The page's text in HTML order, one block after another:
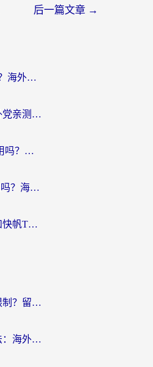
后一篇文章 →
雷神手游和sixfast哪个好？海外党亲测3款回国加速器，教你选对不踩坑
穿梭和快喵好用吗？海外党亲测：小众加速器对比+番茄加速器深度体验
云极和Unblock Youku好用吗？海外党亲测+2026回国加速器避坑指南
ChickCN和海外回国好用吗？海外党2026亲测：从手游到影音，选对加速器的3个关键
海外党必看：雷神手游和快帆TV版好用吗？3步选对回国加速器不踩坑
酷狗在海外用怎么版权限制？留学生亲测：3步解决听国内音乐难题
国外用微信加速器的方法：海外党无缝连接国内生活的实用指南